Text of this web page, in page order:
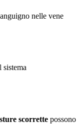
nelle vene
scorrette possono